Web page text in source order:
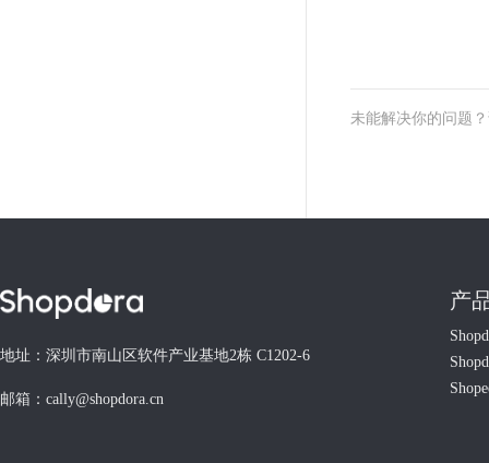
未能解决你的问题
地址：深圳市南山区软件产业基地2栋 C1202-6
邮箱：cally@shopdora.cn
产